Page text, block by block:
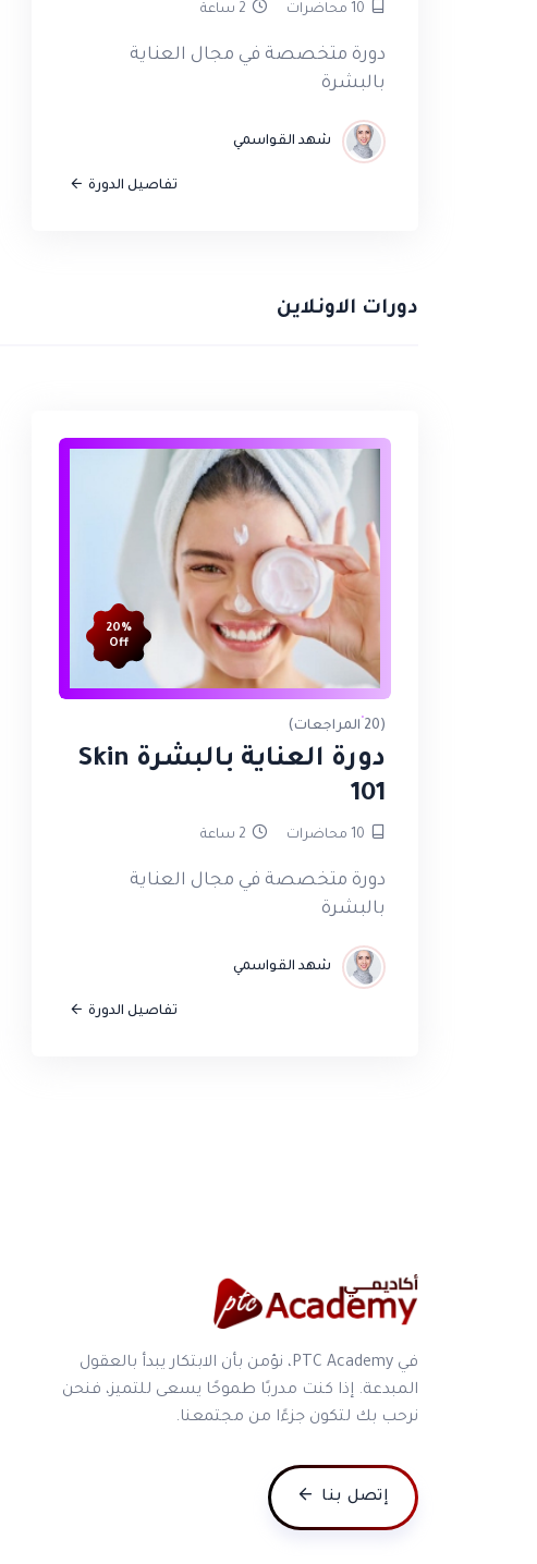
10 محاضرات 2 ساعة
دورة متخصصة في مجال العناية
بالبشرة
شهد القواسمي
تفاصيل الدورة
دورات الاونلاين
20%
Off
(20 المراجعات)
دورة العناية بالبشرة Skin
101
10 محاضرات 2 ساعة
دورة متخصصة في مجال العناية
بالبشرة
شهد القواسمي
تفاصيل الدورة
في PTC Academy، نؤمن بأن الابتكار يبدأ بالعقول
المبدعة. إذا كنت مدربًا طموحًا يسعى للتميز، فنحن
نرحب بك لتكون جزءًا من مجتمعنا.
إتصل بنا